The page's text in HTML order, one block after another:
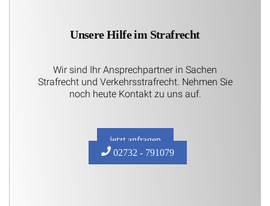
Unsere Hilfe im Strafrecht
Wir sind Ihr Ansprechpartner in Sachen
Strafrecht und Verkehrsstrafrecht. Nehmen Sie
noch heute Kontakt zu uns auf.
jetzt anfragen
02732 - 791079